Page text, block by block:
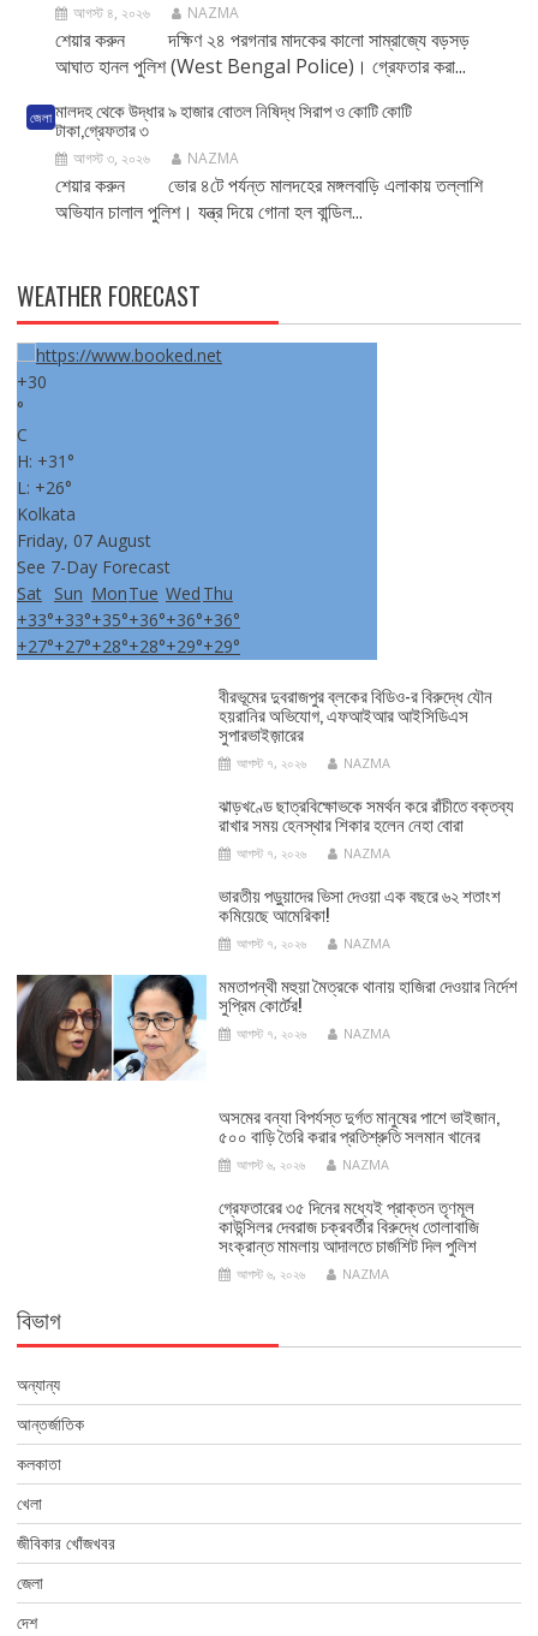
আগস্ট ৪, ২০২৬ NAZMA
শেয়ার করুন দক্ষিণ ২৪ পরগনার মাদকের কালো সাম্রাজ্যে বড়সড়
আঘাত হানল পুলিশ (West Bengal Police)। গ্রেফতার করা...
জেলা মালদহ থেকে উদ্ধার ৯ হাজার বোতল নিষিদ্ধ সিরাপ ও কোটি কোটি
টাকা,গ্রেফতার ৩
আগস্ট ৩, ২০২৬ NAZMA
শেয়ার করুন ভোর ৪টে পর্যন্ত মালদহের মঙ্গলবাড়ি এলাকায় তল্লাশি
অভিযান চালাল পুলিশ। যন্ত্র দিয়ে গোনা হল বান্ডিল...
WEATHER FORECAST
+30
°
C
H: +31°
L: +26°
Kolkata
Friday, 07 August
See 7-Day Forecast
Sat Sun MonTue Wed Thu
+33°+33°+35°+36°+36°+36°
+27°+27°+28°+28°+29°+29°
বীরভূমের দুবরাজপুর ব্লকের বিডিও-র বিরুদ্ধে যৌন
হয়রানির অভিযোগ, এফআইআর আইসিডিএস
সুপারভাইজ়ারের
আগস্ট ৭, ২০২৬ NAZMA
ঝাড়খণ্ডে ছাত্রবিক্ষোভকে সমর্থন করে রাঁচীতে বক্তব্য
রাখার সময় হেনস্থার শিকার হলেন নেহা বোরা
আগস্ট ৭, ২০২৬ NAZMA
ভারতীয় পড়ুয়াদের ভিসা দেওয়া এক বছরে ৬২ শতাংশ
কমিয়েছে আমেরিকা!
আগস্ট ৭, ২০২৬ NAZMA
মমতাপন্থী মহুয়া মৈত্রকে থানায় হাজিরা দেওয়ার নির্দেশ
সুপ্রিম কোর্টের!
আগস্ট ৭, ২০২৬ NAZMA
অসমের বন্যা বিপর্যস্ত দুর্গত মানুষের পাশে ভাইজান,
৫০০ বাড়ি তৈরি করার প্রতিশ্রুতি সলমান খানের
আগস্ট ৬, ২০২৬ NAZMA
গ্রেফতারের ৩৫ দিনের মধ্যেই প্রাক্তন তৃণমূল
কাউন্সিলর দেবরাজ চক্রবর্তীর বিরুদ্ধে তোলাবাজি
সংক্রান্ত মামলায় আদালতে চার্জশিট দিল পুলিশ
আগস্ট ৬, ২০২৬ NAZMA
বিভাগ
অন্যান্য
আন্তর্জাতিক
কলকাতা
খেলা
জীবিকার খোঁজখবর
জেলা
দেশ